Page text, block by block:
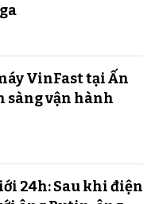
VinFast tại Ấn
sàng v​​​​​​​ận hành
24h: Sau khi điện